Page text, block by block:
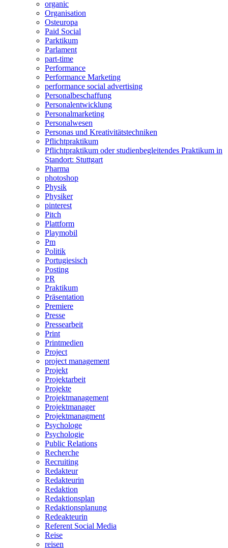
organic
Organisation
Osteuropa
Paid Social
Parktikum
Parlament
part-time
Performance
Performance Marketing
performance social advertising
Personalbeschaffung
Personalentwicklung
Personalmarketing
Personalwesen
Personas und Kreativitätstechniken
Pflichtpraktikum
Pflichtpraktikum oder studienbegleitendes Praktikum in
Standort: Stuttgart
Pharma
photoshop
Physik
Physiker
pinterest
Pitch
Plattform
Playmobil
Pm
Politik
Portugiesisch
Posting
PR
Praktikum
Präsentation
Premiere
Presse
Pressearbeit
Print
Printmedien
Project
project management
Projekt
Projektarbeit
Projekte
Projektmanagement
Projektmanager
Projektmanagment
Psychologe
Psychologie
Public Relations
Recherche
Recruiting
Redakteur
Redakteurin
Redaktion
Redaktionsplan
Redaktionsplanung
Redeakteurin
Referent Social Media
Reise
reisen